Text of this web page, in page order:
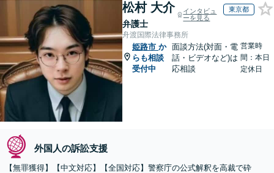
松村 大介
弁護士
インタビュ
ーを見る
東京都
舟渡国際法律事務所
姫路市 か
らも相談
受付中
面談方法(対面・電
話・ビデオなど)は
応相談
営業時
間：本日
定休日
外国人の訴訟支援
【無罪獲得】【中文対応】【全国対応】警察庁の公式解釈を高裁で砕